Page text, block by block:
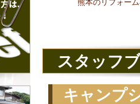
熊本のリフォー
スタッフ
キャンプ